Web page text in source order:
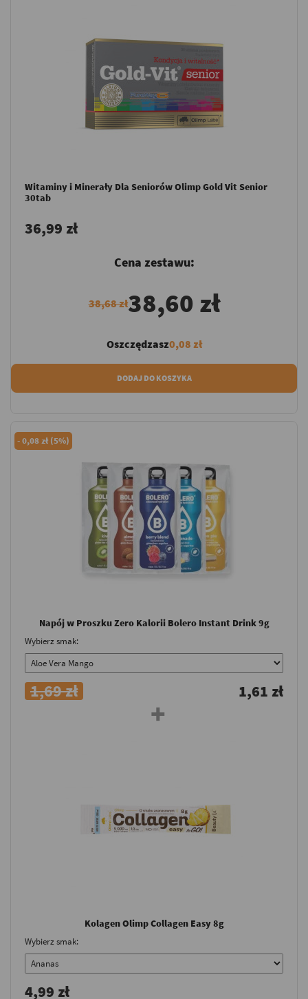
Witaminy i Minerały Dla Seniorów Olimp Gold Vit Senior
30tab
36,99 zł
Cena zestawu:
38,68 zł38,60 zł
Oszczędzasz0,08 zł
DODAJ DO KOSZYKA
-0,08 zł (5%)
Napój w Proszku Zero Kalorii Bolero Instant Drink 9g
Wybierz smak:
1,69 zł 1,61 zł
Kolagen Olimp Collagen Easy 8g
Wybierz smak:
4,99 zł